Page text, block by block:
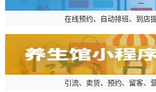
在线预约、自动排班、到店
引流、卖货、预约、留客、